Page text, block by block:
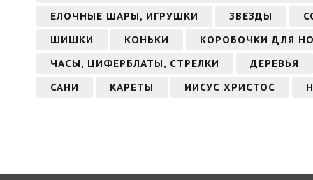
ЕЛОЧНЫЕ ШАРЫ, ИГРУШКИ
ЗВЕЗДЫ
ШИШКИ
КОНЬКИ
КОРОБОЧКИ ДЛЯ
ЧАСЫ, ЦИФЕРБЛАТЫ, СТРЕЛКИ
ДЕРЕВЬЯ
САНИ
КАРЕТЫ ИИСУС ХРИСТОС